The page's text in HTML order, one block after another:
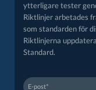
ytterligare tester
Riktlinjer arbetades
som standarden för
Riktlinjerna
Standard.